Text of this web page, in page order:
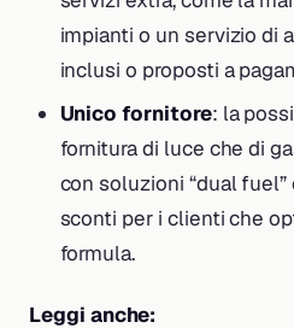
impianti o un servizio di
inclusi o proposti a
Unico fornitore: la
fornitura di luce che di
con soluzioni “dual
sconti per i clienti che
formula.
Leggi anche: